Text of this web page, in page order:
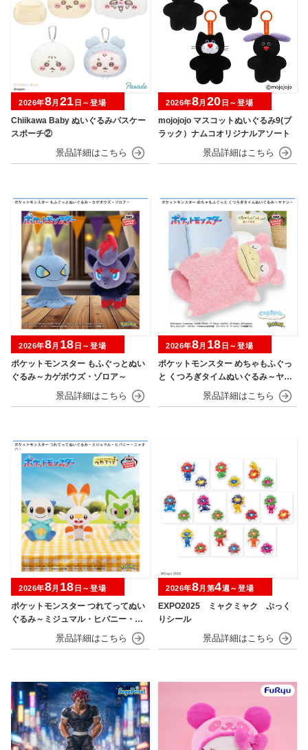
Chiikawa Baby ぬいぐるみパスケー
スポーチ②
2026年8月 21 日～登場
mojojojo マスコットぬいぐるみ9(ブ
ラック）ナムコオリジナルアソート
2026年8月 20 日～登場
ポケットモンスター もふぐっとぬい
ぐるみ～カゲボウズ・ゾロア～
2026年8月 18 日～登場
ポケットモンスター めちゃもふぐっ
と くつろぎタイムぬいぐるみ～ヤド
2026年8月 18 日～登場
ポケットモンスター つれてってぬい
ぐるみ～ミジュマル・ヒバニー・ニ
2026年8月 18 日～登場
EXPO2025 ミャクミャク ぷっく
りシール
2026年8月第4週～登場